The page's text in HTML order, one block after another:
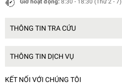
Giờ hoạt động: 8:30 - 18:30 (Thứ 2 - 7)
THÔNG TIN TRA CỨU
THÔNG TIN DỊCH VỤ
KẾT NỐI VỚI CHÚNG TÔI